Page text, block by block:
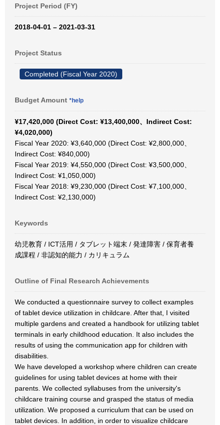
Project Period (FY)
2018-04-01 – 2021-03-31
Project Status
Completed (Fiscal Year 2020)
Budget Amount *help
¥17,420,000 (Direct Cost: ¥13,400,000、Indirect Cost:
¥4,020,000)
Fiscal Year 2020: ¥3,640,000 (Direct Cost: ¥2,800,000、
Indirect Cost: ¥840,000)
Fiscal Year 2019: ¥4,550,000 (Direct Cost: ¥3,500,000、
Indirect Cost: ¥1,050,000)
Fiscal Year 2018: ¥9,230,000 (Direct Cost: ¥7,100,000、
Indirect Cost: ¥2,130,000)
Keywords
幼児教育 / ICT活用 / タブレット端末 / 発達障害 / 保育者養
成課程 / 非認知的能力 / カリキュラム
Outline of Final Research Achievements
We conducted a questionnaire survey to collect examples
of tablet device utilization in childcare. After that, I visited
multiple gardens and created a handbook for utilizing tablet
terminals in early childhood education. It also includes the
results of using the communication app for children with
disabilities.
We have developed a workshop where children can create
guidelines for using tablet devices at home with their
parents. We collected syllabuses from the university's
childcare training course and grasped the status of media
utilization. We proposed a curriculum that can be used on
tablet devices. In addition, in order to visualize childcare